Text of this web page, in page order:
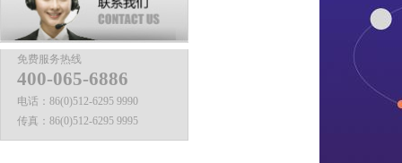
免费服务热线
400-065-6886
电话： 86(0)512-6295 9990
传真： 86(0)512-6295 9995